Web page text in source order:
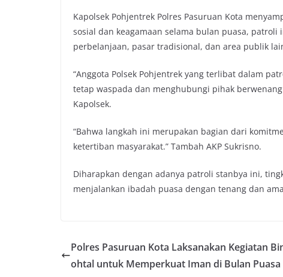
Kapolsek Pohjentrek Polres Pasuruan Kota
sosial dan keagamaan selama bulan puasa,
perbelanjaan, pasar tradisional, dan area publik
“Anggota Polsek Pohjentrek yang terlibat dalam
tetap waspada dan menghubungi pihak
Kapolsek.
“Bahwa langkah ini merupakan bagian dari
ketertiban masyarakat.” Tambah AKP Sukrisno.
Diharapkan dengan adanya patroli stanbya ini,
menjalankan ibadah puasa dengan tenang dan
Polres Pasuruan Kota Laksanakan Kegiatan
ohtal untuk Memperkuat Iman di Bulan Puasa